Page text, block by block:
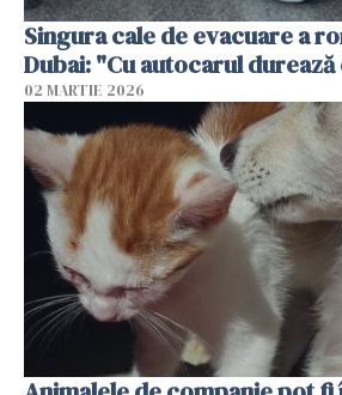
Singura cale de evacuare a
Dubai: "Cu autocarul
02 MARTIE 2026